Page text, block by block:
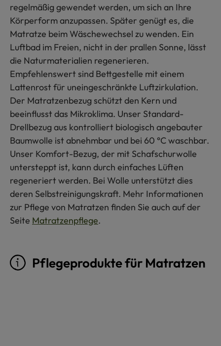
regelmäßig gewendet werden, um sich an Ihre
Körperform anzupassen. Später genügt es, die
Matratze beim Wäschewechsel zu wenden. Ein
Luftbad im Freien, nicht in der prallen Sonne, lässt
die Naturmaterialien regenerieren.
Empfehlenswert sind Bettgestelle mit einem
Lattenrost für uneingeschränkte Luftzirkulation.
Der Matratzenbezug schützt den Kern und
beeinflusst das Mikroklima. Unser Standard-
Drellbezug aus kontrolliert biologisch angebauter
Baumwolle ist abnehmbar und bei 60 °C waschbar.
Unser Komfort-Bezug, der mit Schafschurwolle
untersteppt ist, kann durch einfaches Lüften
regeneriert werden. Bei Wolle unterstützt dies
deren Selbstreinigungskraft. Mehr Informationen
zur Pflege von Matratzen finden Sie auch auf der
Seite Matratzenpflege.
Pflegeprodukte für Matratzen